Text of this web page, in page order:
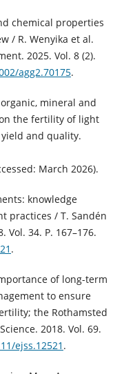
chemical properties
/ R. Wenyika et al.
2025. Vol. 8 (2).
agg2.70175.
mineral and
the fertility of light
and quality.
March 2026).
knowledge
practices / T. Sandén
Vol. 34. P. 167–176.
.
of long-term
to ensure
the Rothamsted
2018. Vol. 69.
ejss.12521 .